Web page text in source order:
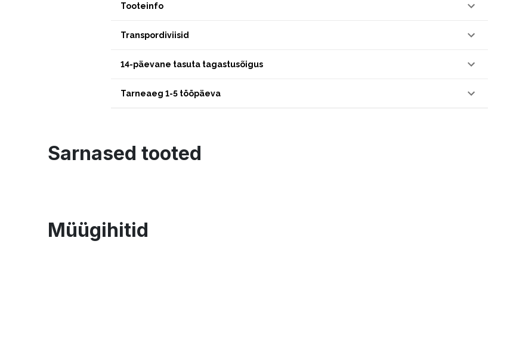
Tooteinfo
Transpordiviisid
14-päevane tasuta tagastusõigus
Tarneaeg 1-5 tööpäeva
Sarnased tooted
Müügihitid